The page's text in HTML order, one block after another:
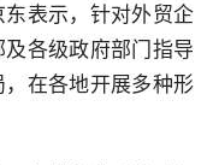
表示，针对外贸企
各级政府部门指导
在各地开展多种形